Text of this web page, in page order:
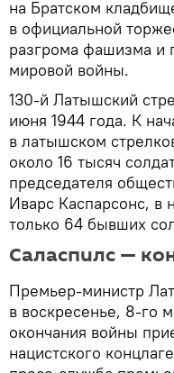
на Братском
в официальной
разгрома фашизма и
мировой войны.
130-й Латышский
июня 1944 года. К
в латышском
около 16 тысяч
председателя
Иварс Каспарсонс, в
только 64 бывших
Саласпилс —
Премьер-министр
в воскресенье, 8-го
окончания войны
нацистского